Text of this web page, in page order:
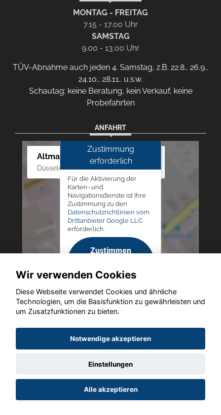
MONTAG - FREITAG
7.15 - 17.00 Uhr
SAMSTAG
9.00 - 13.00 Uhr
TÜV-Abnahme auch jeden 4. Samstag, z.B. 22.8., 26.9.,
24.10., 28.11.. u.s.w.
Schautag: keine Beratung, kein Verkauf, keine
Probefahrten
ANFAHRT
Altmann Autoland
Düsseldorfer Str. 69 - 79, 42781 Haan
Zustimmung
erforderlich
Für die Aktivierung der
Karten- und
Navigationsdienste ist Ihre
Zustimmung zu den
Datenschutzrichtlinien vom
Drittanbieter Google LLC
erforderlich.
Zustimmen
aktivieren
Copyright © 2026. Altmann Autoland
Datenschutz Impressum AGB
Wir verwenden Cookies
Diese Webseite verwendet Cookies und ähnliche
Technologien, um die Basisfunktion zu gewährleisten und
um Zusatzfunktionen zu bieten.
Notwendige akzeptieren
Einstellungen
Alle akzeptieren